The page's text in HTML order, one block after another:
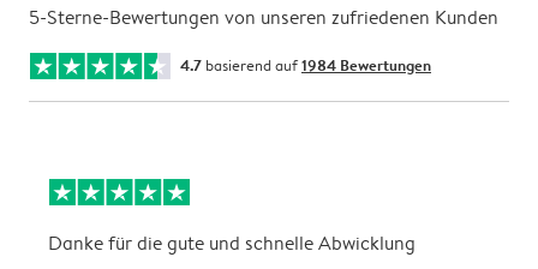
5-Sterne-Bewertungen von unseren zufriedenen Kunden
4.7 basierend auf1984 Bewertungen
Danke für die gute und schnelle Abwicklung